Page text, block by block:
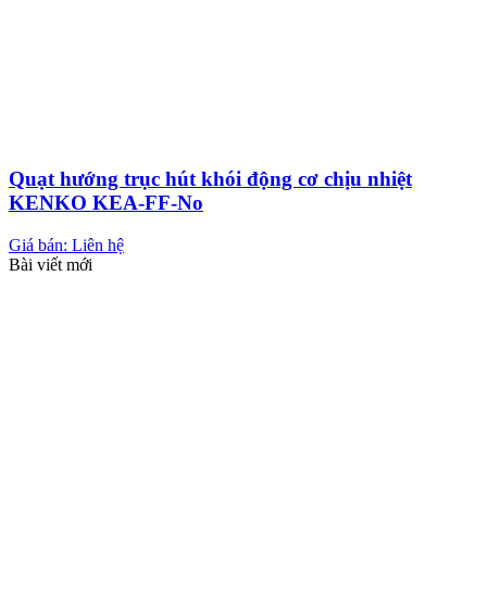
Quạt hướng trục hút khói động cơ chịu nhiệt
KENKO KEA-FF-No
Giá bán: Liên hệ
Bài viết mới